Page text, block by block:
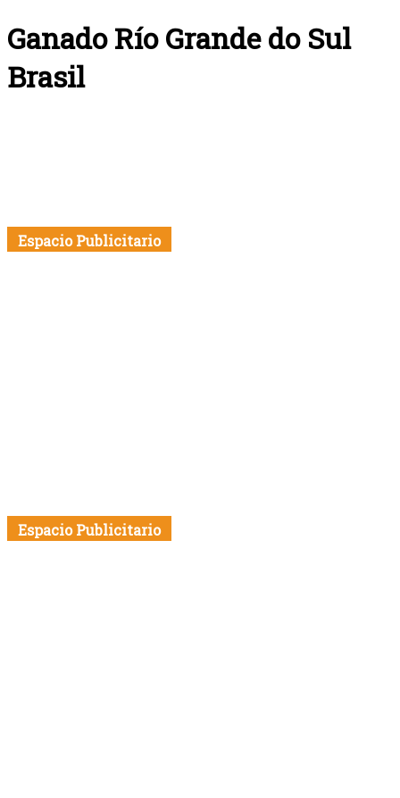
Ganado Río Grande do Sul
Brasil
Espacio Publicitario
Espacio Publicitario